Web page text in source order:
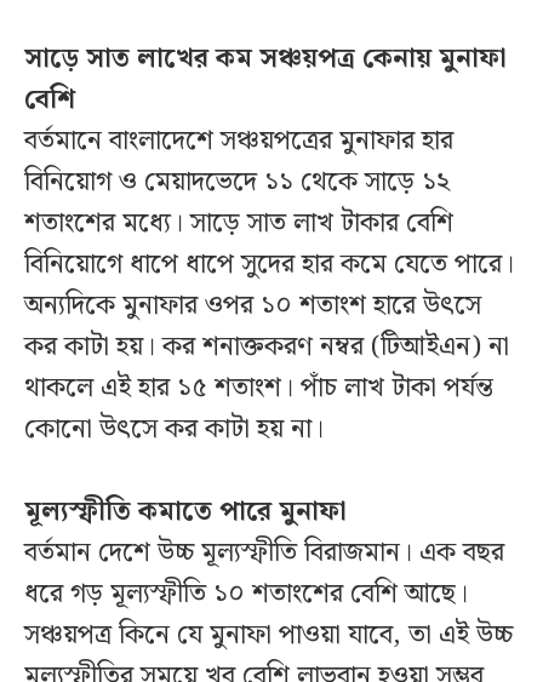
সাড়ে সাত লাখের কম সঞ্চয়পত্র কেনায় মুনাফা
বেশি
বর্তমানে বাংলাদেশে সঞ্চয়পত্রের মুনাফার হার
বিনিয়োগ ও মেয়াদভেদে ১১ থেকে সাড়ে ১২
শতাংশের মধ্যে। সাড়ে সাত লাখ টাকার বেশি
বিনিয়োগে ধাপে ধাপে সুদের হার কমে যেতে পারে।
অন্যদিকে মুনাফার ওপর ১০ শতাংশ হারে উৎসে
কর কাটা হয়। কর শনাক্তকরণ নম্বর (টিআইএন) না
থাকলে এই হার ১৫ শতাংশ। পাঁচ লাখ টাকা পর্যন্ত
কোনো উৎসে কর কাটা হয় না।
মূল্যস্ফীতি কমাতে পারে মুনাফা
বর্তমান দেশে উচ্চ মূল্যস্ফীতি বিরাজমান। এক বছর
ধরে গড় মূল্যস্ফীতি ১০ শতাংশের বেশি আছে।
সঞ্চয়পত্র কিনে যে মুনাফা পাওয়া যাবে, তা এই উচ্চ